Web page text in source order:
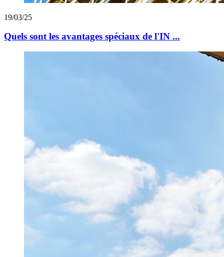
19/03/25
Quels sont les avantages spéciaux de l'IN ...